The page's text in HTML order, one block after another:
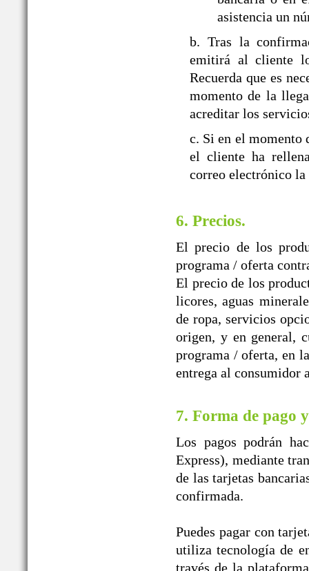
asistencia un
b. Tras la
emitirá al cliente
Recuerda que es
momento de la
acreditar los
c. Si en el momento
el cliente ha
correo electrónico la
6. Precios.
El precio de los
programa / oferta
El precio de los
licores, aguas
de ropa, servicios
origen, y en general,
programa / oferta, en
entrega al consumidor
7. Forma de pago
Los pagos podrán
Express), mediante
de las tarjetas
confirmada.
Puedes pagar con
utiliza tecnología de
través de la